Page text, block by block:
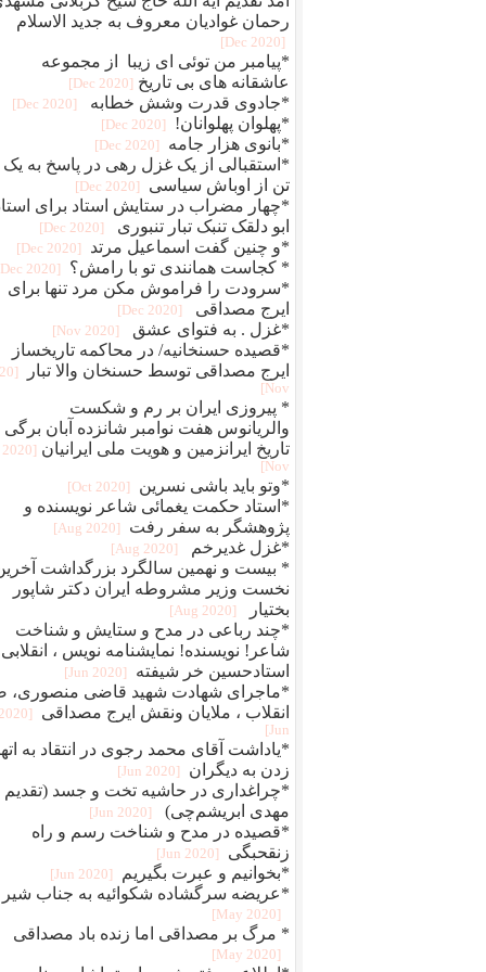
رحمان غوادیان معروف به جدید الاسلام
[2020 Dec]
*پیامبر من توئی ای زیبا از مجموعه
عاشقانه های بی تاریخ [2020 Dec]
*جادوی قدرت وشش خطابه [2020 Dec]
*پهلوان پهلوانان! [2020 Dec]
*بانوی هزار جامه [2020 Dec]
*استقبالی از یک غزل رهی در پاسخ به یک
تن از اوباش سیاسی
[2020 Dec]
*چهار مضراب در ستایش استاد برای
ابو دلقک تنبک تبار تنبوری
[2020 Dec]
*و چنین گفت اسماعیل مرتد [2020 Dec]
* کجاست همانندی تو با رامش؟ [2020 Dec]
*سرودت را فراموش مکن مرد تنها برای
ایرج مصداقی
[2020 Dec]
*غزل . به فتوای عشق [2020 Nov]
*قصیده حسنخانیه/ در محاکمه تاریخساز
ایرج مصداقی توسط حسنخان والا تبار
Nov]
* پیروزی ایران بر رم و شکست
والریانوس هفت نوامبر شانزده آبان برگی
تاریخ ایرانزمین و هویت ملی ایرانیان
[2020
Nov]
*وتو باید باشی نسرین [2020 Oct]
*استاد حکمت یغمائی شاعر نویسنده و
پژوهشگر به سفر رفت
[2020 Aug]
*غزل غدیرخم [2020 Aug]
* بیست و نهمین سالگرد بزرگداشت
نخست وزیر مشروطه ایران دکتر شاپور
بختیار
[2020 Aug]
*چند رباعی در مدح و ستایش و شناخت
شاعر! نویسنده! نمایشنامه نویس ، انقلابی
استادحسین خر شیفته
[2020 Jun]
*ماجرای شهادت شهید قاضی منصوری،
انقلاب ، ملایان ونقش ایرج مصداقی
[2020
Jun]
*یاداشت آقای محمد رجوی در انتقاد به
زدن به دیگران
[2020 Jun]
*چراغداری در حاشیه تخت و جسد (تقدیم
مهدی ابریشم‌چی)
[2020 Jun]
*قصیده در مدح و شناخت رسم و راه
زنقحبگی
[2020 Jun]
*بخوانیم و عبرت بگیریم [2020 Jun]
*عریضه سرگشاده شکوائیه به جناب شیر
[2020 May]
* مرگ بر مصداقی اما زنده باد مصداقی
[2020 May]